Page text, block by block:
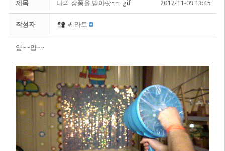
제목 나의 장풍을 받아랏~~ .gif 2017-11-09 13:45
작성자 쎄라토
얍~~얍~~